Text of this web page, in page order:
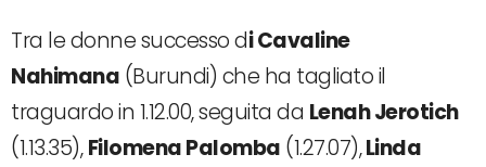
Tra le donne successo di Cavaline
Nahimana (Burundi) che ha tagliato il
traguardo in 1.12.00, seguita da Lenah Jerotich
(1.13.35),Filomena Palomba (1.27.07),Linda